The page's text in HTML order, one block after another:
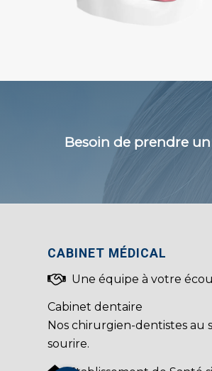
Besoin de prendre
CABINET MÉDICAL
Une équipe à votre
Cabinet dentaire
Nos chirurgien-dentistes au
sourire.